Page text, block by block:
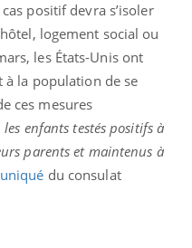
positif devra s’isoler
logement social ou
les États-Unis ont
à la population de se
ces mesures
enfants testés positifs à
parents et maintenus à
du consulat